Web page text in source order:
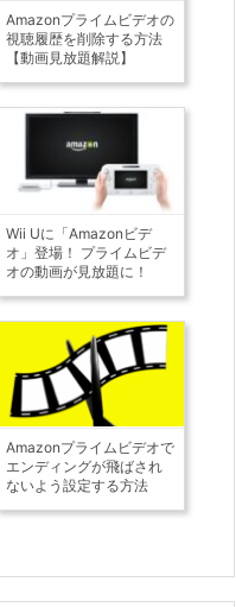
Amazonプライムビデオの
視聴履歴を削除する方法
【動画見放題解説】
Wii Uに「Amazonビデ
オ」登場！ プライムビデ
オの動画が見放題に！
Amazonプライムビデオで
エンディングが飛ばされ
ないよう設定する方法